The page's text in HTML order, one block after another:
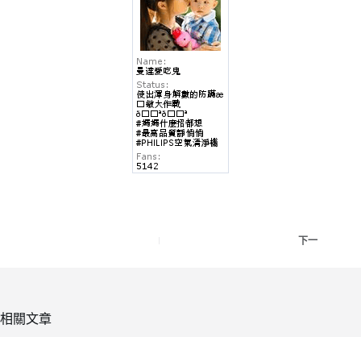
下一
相關文章